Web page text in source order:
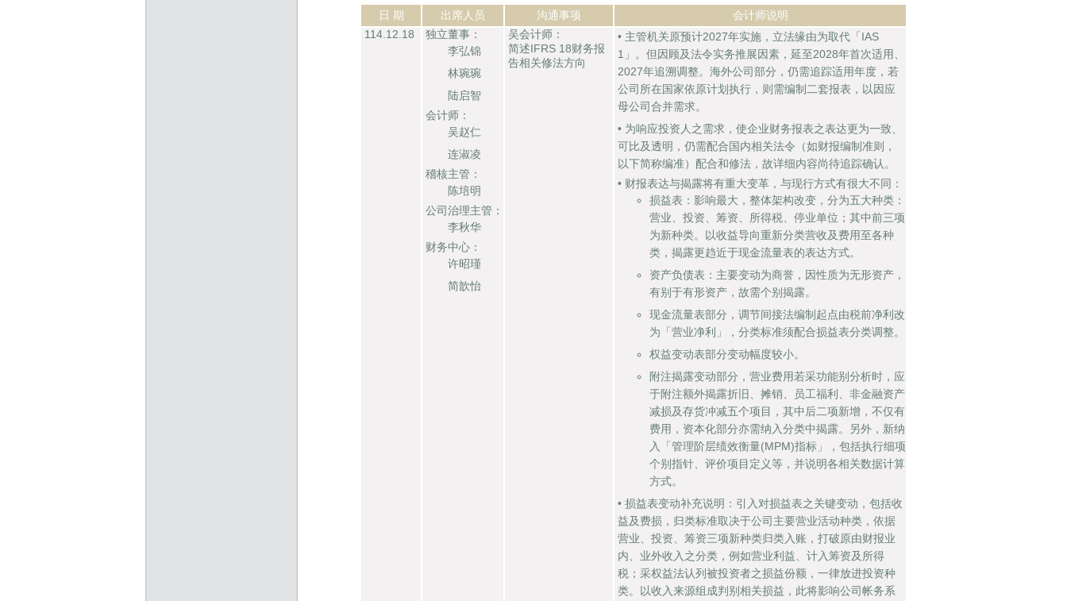
日 期
出席人员 沟通事项
会计师说明
114.12.18
独立董事：
李弘锦
林琬琬
陆启智
会计师：
吴赵仁
连淑凌
稽核主管：
陈培明
公司治理主管：
李秋华
财务中心：
许昭瑾
简歆怡
吴会计师：
简述IFRS 18财务报
告相关修法方向
• 主管机关原预计2027年实施，立法缘由为取代「IAS
1」。但因顾及法令实务推展因素，延至2028年首次适用、
2027年追溯调整。海外公司部分，仍需追踪适用年度，若
公司所在国家依原计划执行，则需编制二套报表，以因应
母公司合并需求。
• 为响应投资人之需求，使企业财务报表之表达更为一致、
可比及透明，仍需配合国内相关法令（如财报编制准则，
以下简称编准）配合和修法，故详细内容尚待追踪确认。
• 财报表达与揭露将有重大变革，与现行方式有很大不同：
损益表：影响最大，整体架构改变，分为五大种类：
营业、投资、筹资、所得税、停业单位；其中前三项
为新种类。以收益导向重新分类营收及费用至各种
类，揭露更趋近于现金流量表的表达方式。
资产负债表：主要变动为商誉，因性质为无形资产，
有别于有形资产，故需个别揭露。
现金流量表部分，调节间接法编制起点由税前净利改
为「营业净利」，分类标准须配合损益表分类调整。
权益变动表部分变动幅度较小。
附注揭露变动部分，营业费用若采功能别分析时，应
于附注额外揭露折旧、摊销、员工福利、非金融资产
减损及存货冲减五个项目，其中后二项新增，不仅有
费用，资本化部分亦需纳入分类中揭露。另外，新纳
入「管理阶层绩效衡量(MPM)指标」，包括执行细项
个别指针、评价项目定义等，并说明各相关数据计算
方式。
• 损益表变动补充说明：引入对损益表之关键变动，包括收
益及费损，归类标准取决于公司主要营业活动种类，依据
营业、投资、筹资三项新种类归类入账，打破原由财报业
内、业外收入之分类，例如营业利益、计入筹资及所得
税；采权益法认列被投资者之损益份额，一律放进投资种
类。以收入来源组成判别相关损益，此将影响公司帐务系